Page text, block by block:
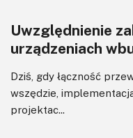
Wzmacniacze
Zasilanie
Uwzględnienie
urządzeniach
Dziś, gdy łączność
wszędzie,
projektac...